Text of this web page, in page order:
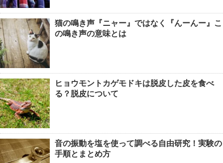
猫の鳴き声『ニャー』ではなく『んーんー』こ
の鳴き声の意味とは
ヒョウモントカゲモドキは脱皮した皮を食べ
る？脱皮について
音の振動を塩を使って調べる自由研究！実験の
手順とまとめ方